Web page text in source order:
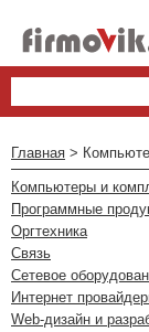
Главная >
Компьютеры и
Программные
Оргтехника
Связь
Сетевое
Интернет
Web-дизайн и